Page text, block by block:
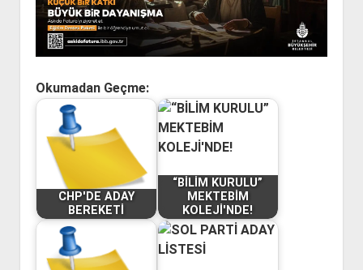
Okumadan Geçme:
CHP'DE ADAY
BEREKETİ
“BİLİM KURULU”
MEKTEBİM
KOLEJİ'NDE!